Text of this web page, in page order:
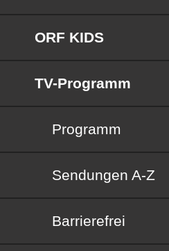
ORF KIDS
TV-Programm
Programm
Sendungen von A
Sendungen A-Z
Barrierefrei
Barrierefrei